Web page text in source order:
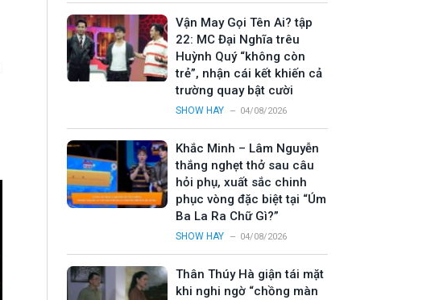
Vận May Gọi Tên Ai? tập
22: MC Đại Nghĩa trêu
Huỳnh Quý “không còn
trẻ”, nhận cái kết khiến cả
trường quay bật cười
SHOW HAY 04/08/2026
Khắc Minh – Lâm Nguyễn
thắng nghẹt thở sau câu
hỏi phụ, xuất sắc chinh
phục vòng đặc biệt tại “Úm
Ba La Ra Chữ Gì?”
SHOW HAY 04/08/2026
Thân Thúy Hà giận tái mặt
khi nghi ngờ “chồng màn